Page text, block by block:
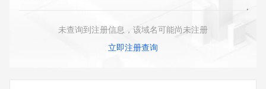
未查询到注册信息，该域名可能尚未注册
立即注册查询